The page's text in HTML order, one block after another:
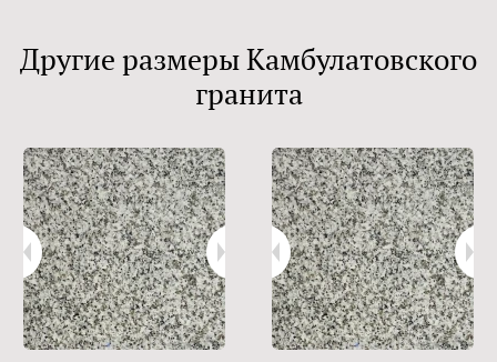
Другие размеры Камбулатовского
гранита